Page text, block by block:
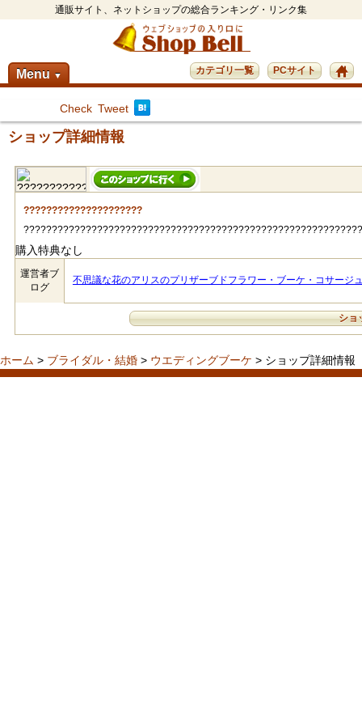
通販サイト、ネットショップの総合ランキング・リンク集
Menu ▼ PCサイト
カテゴリ一覧
Check Tweet
ショップ詳細情報
?????????????????????
購入特典なし
運営者ブ
ログ
不思議な花のアリスのプリザーブドフラワー・ブーケ・コサージ
ショ
ホーム > ブライダル・結婚 > ウエディングブーケ > ショップ詳細情報